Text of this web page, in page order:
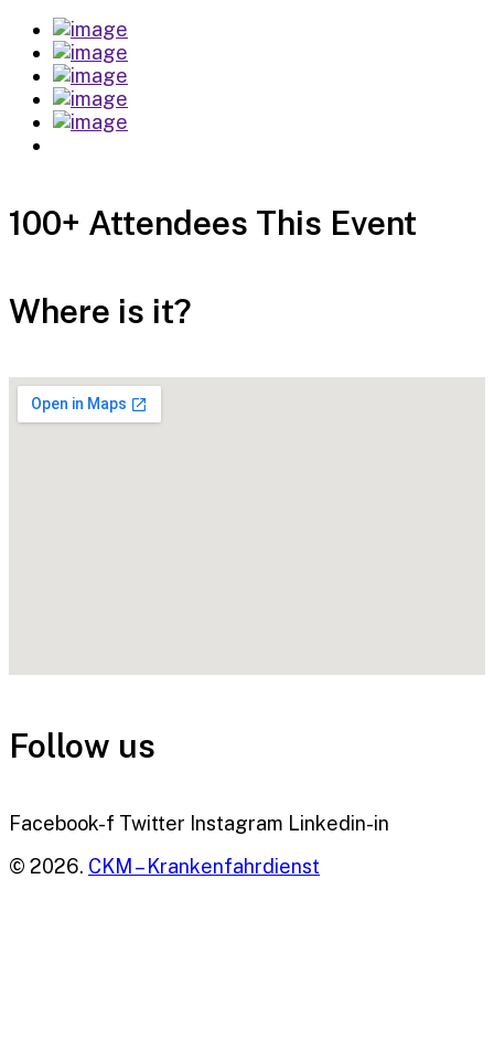
100+ Attendees This Event
Where is it?
Follow us
Facebook-f Twitter Instagram Linkedin-in
© 2026. CKM – Krankenfahrdienst